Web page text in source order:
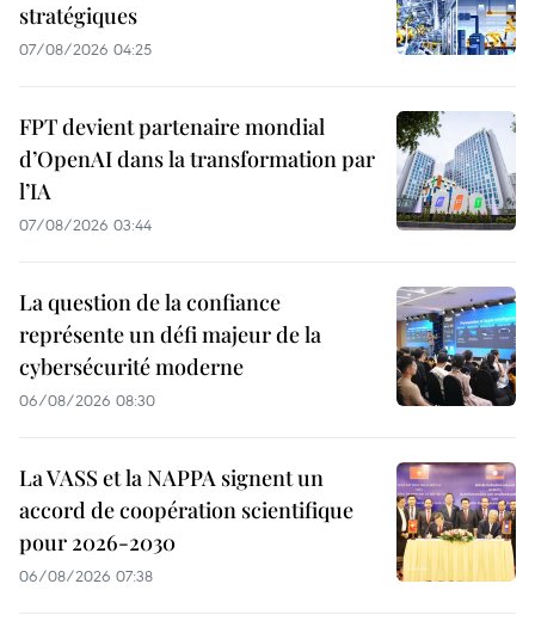
stratégiques
07/08/2026 04:25
FPT devient partenaire mondial
d’OpenAI dans la transformation par
l’IA
07/08/2026 03:44
La question de la confiance
représente un défi majeur de la
cybersécurité moderne
06/08/2026 08:30
La VASS et la NAPPA signent un
accord de coopération scientifique
pour 2026-2030
06/08/2026 07:38